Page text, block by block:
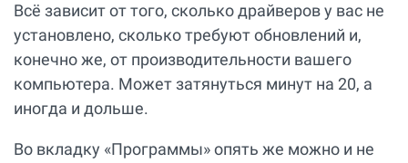
Всё зависит от того, сколько драйверов у вас не
установлено, сколько требуют обновлений и,
конечно же, от производительности вашего
компьютера. Может затянуться минут на 20, а
иногда и дольше.
Во вкладку «Программы» опять же можно и не